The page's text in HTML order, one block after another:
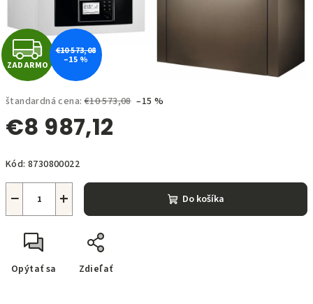
štandardná cena: €10 573,08 –15 %
€8 987,12
cena:
Kód: 8730800022
+
− Do košíka
Opýtať sa Zdieľať
Z
A
D
A
R
M
O
ZADARMO
€10 573,08
–15 %